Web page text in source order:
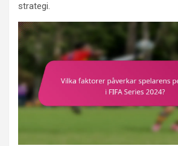
strategi.